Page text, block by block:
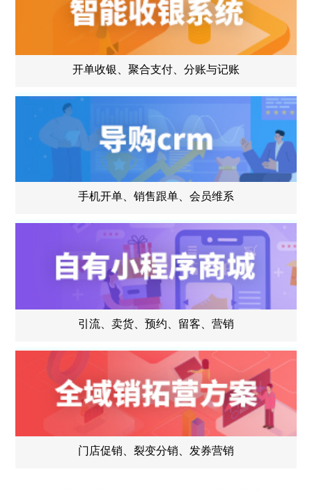
开单收银、聚合支付、分账与记账
手机开单、销售跟单、会员维系
引流、卖货、预约、留客、营销
门店促销、裂变分销、发券营销